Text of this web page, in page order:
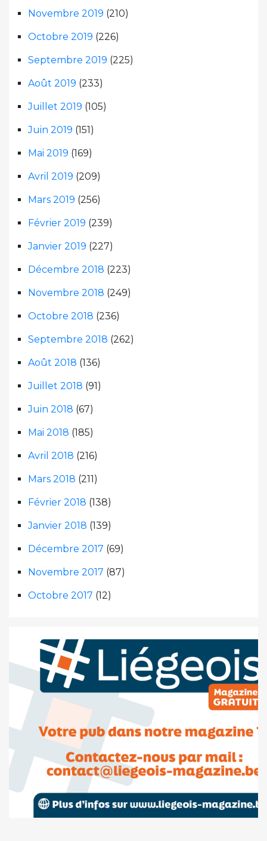
Novembre 2019 (210)
Octobre 2019 (226)
Septembre 2019 (225)
Août 2019 (233)
Juillet 2019 (105)
Juin 2019 (151)
Mai 2019 (169)
Avril 2019 (209)
Mars 2019 (256)
Février 2019 (239)
Janvier 2019 (227)
Décembre 2018 (223)
Novembre 2018 (249)
Octobre 2018 (236)
Septembre 2018 (262)
Août 2018 (136)
Juillet 2018 (91)
Juin 2018 (67)
Mai 2018 (185)
Avril 2018 (216)
Mars 2018 (211)
Février 2018 (138)
Janvier 2018 (139)
Décembre 2017 (69)
Novembre 2017 (87)
Octobre 2017 (12)